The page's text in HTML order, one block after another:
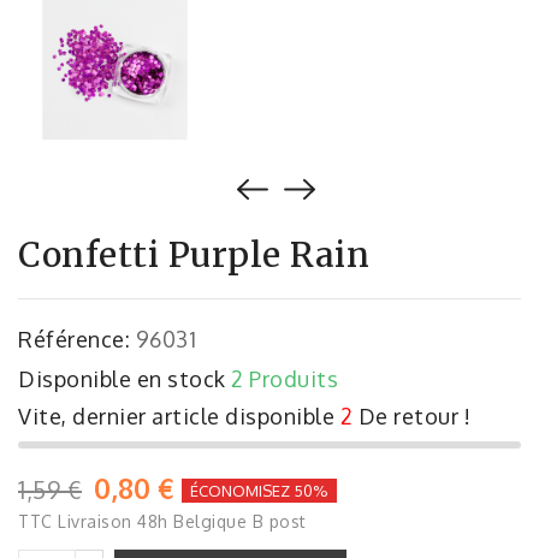
Confetti Purple Rain
Référence: 96031
Disponible en stock 2 Produits
Vite, dernier article disponible 2 De retour !
1,59 € 0,80 € ÉCONOMISEZ 50%
TTC Livraison 48h Belgique B post